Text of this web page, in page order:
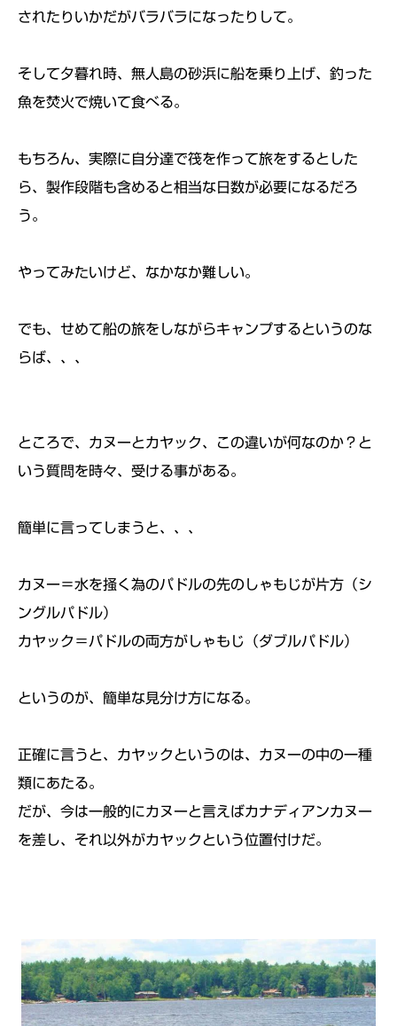
されたりいかだがバラバラになったりして。
そして夕暮れ時、無人島の砂浜に船を乗り上げ、釣った
魚を焚火で焼いて食べる。
もちろん、実際に自分達で筏を作って旅をするとした
ら、製作段階も含めると相当な日数が必要になるだろ
う。
やってみたいけど、なかなか難しい。
でも、せめて船の旅をしながらキャンプするというのな
らば、、、
ところで、カヌーとカヤック、この違いが何なのか？と
いう質問を時々、受ける事がある。
簡単に言ってしまうと、、、
カヌー＝水を掻く為のパドルの先のしゃもじが片方（シ
ングルパドル）
カヤック＝パドルの両方がしゃもじ（ダブルパドル）
というのが、簡単な見分け方になる。
正確に言うと、カヤックというのは、カヌーの中の一種
類にあたる。
だが、今は一般的にカヌーと言えばカナディアンカヌー
を差し、それ以外がカヤックという位置付けだ。